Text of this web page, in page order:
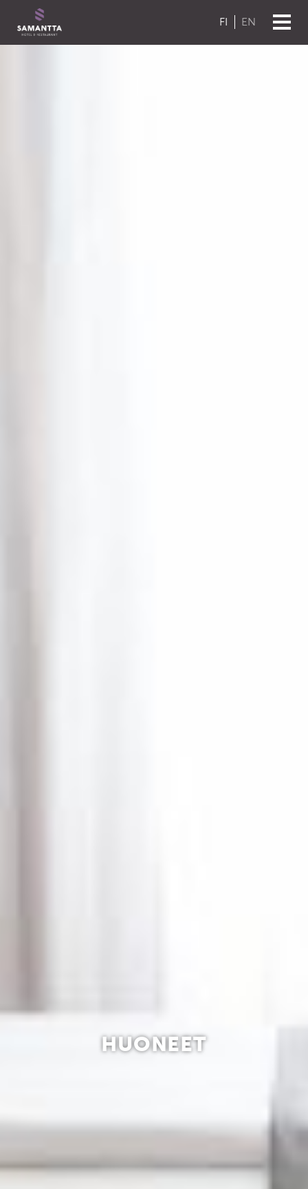
Siirry sisältöön
FI EN
HUONEET